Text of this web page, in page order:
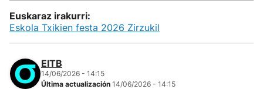
Euskaraz irakurri:
Eskola Txikien festa 2026 Zirzukil
EITB
14/06/2026 - 14:15
Última actualización 14/06/2026 - 14:15